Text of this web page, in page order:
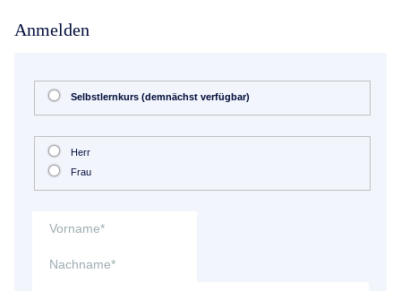
Anmelden
Selbstlernkurs (demnächst verfügbar)
Herr
Frau